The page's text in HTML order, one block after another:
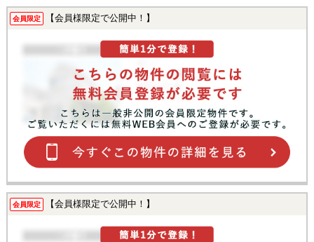
会員限定 【会員様限定で公開中！】
会員限定 【会員様限定で公開中！】